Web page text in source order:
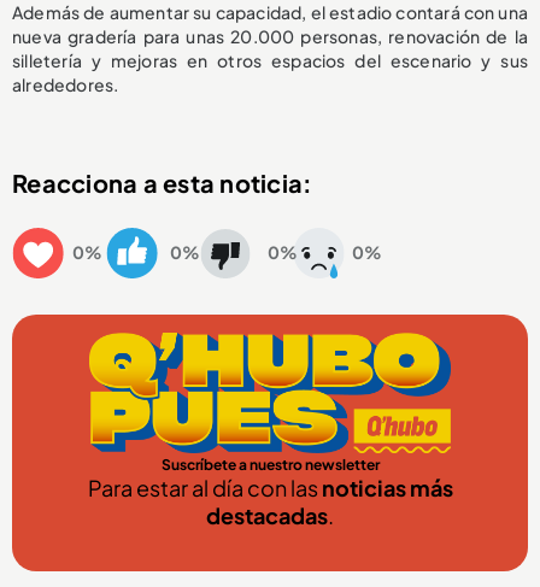
Además de aumentar su capacidad, el estadio contará con una
nueva gradería para unas 20.000 personas, renovación de la
silletería y mejoras en otros espacios del escenario y sus
alrededores.
Reacciona a esta noticia:
0% 0% 0% 0%
Suscríbete a nuestro newsletter
Para estar al día con lasnoticias más
destacadas.